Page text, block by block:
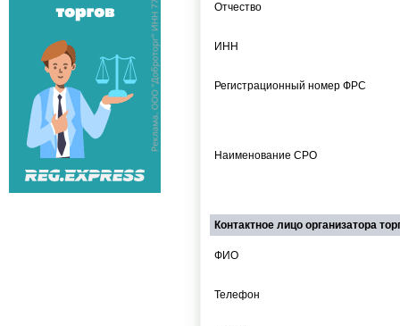
Отчество
ИНН
Регистрационный номер ФРС
Наименование СРО
Контактное лицо организатора
ФИО
Телефон